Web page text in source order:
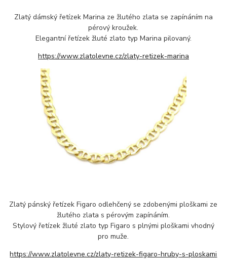
Zlatý dámský řetízek Marina ze žlutého zlata se zapínáním na
pérový kroužek.
Elegantní řetízek žluté zlato typ Marina pilovaný.
https://www.zlatolevne.cz/zlaty-retizek-marina
Zlatý pánský řetízek Figaro odlehčený se zdobenými ploškami ze
žlutého zlata s pérovým zapínáním.
Stylový řetízek žluté zlato typ Figaro s plnými ploškami vhodný
pro muže.
https://www.zlatolevne.cz/zlaty-retizek-figaro-hruby-s-ploskami